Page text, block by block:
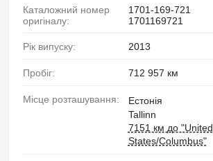
Каталожний номер
оригіналу:
1701-169-721
1701169721
Рік випуску: 2013
Пробіг: 712 957 км
Місце розташування:
Естонія
Tallinn
7151 км до "United
States/Columbus"